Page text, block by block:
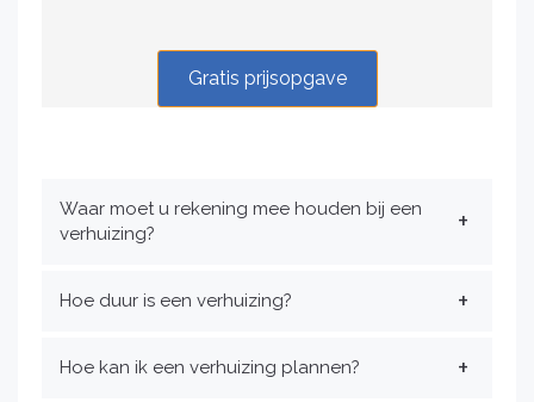
Gratis prijsopgave
Waar moet u rekening mee houden bij een
verhuizing?
Hoe duur is een verhuizing?
Hoe kan ik een verhuizing plannen?